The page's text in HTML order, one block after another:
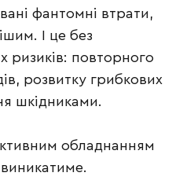
фантомні втрати,
І це без
ризиків: повторного
розвитку грибкових
шкідниками.
обладнанням